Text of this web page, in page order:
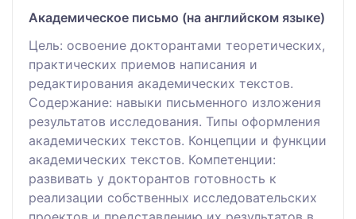
Академическое письмо (на английском языке)
Цель: освоение докторантами теоретических,
практических приемов написания и
редактирования академических текстов.
Содержание: навыки письменного изложения
результатов исследования. Типы оформления
академических текстов. Концепции и функции
академических текстов. Компетенции:
развивать у докторантов готовность к
реализации собственных исследовательских